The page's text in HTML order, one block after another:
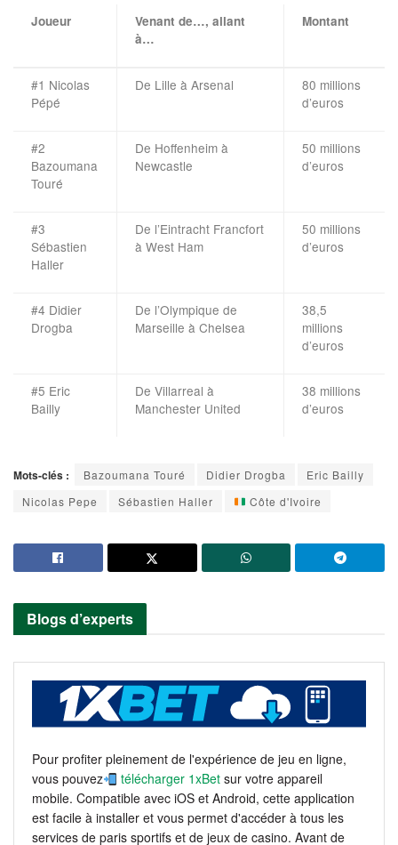
Joueur
Venant de…, allant
à…
Montant
#1 Nicolas
Pépé
De Lille à Arsenal
80 millions
d’euros
#2
Bazoumana
Touré
De Hoffenheim à
Newcastle
50 millions
d’euros
#3
Sébastien
Haller
De l’Eintracht Francfort
à West Ham
50 millions
d’euros
#4 Didier
Drogba
De l’Olympique de
Marseille à Chelsea
38,5
millions
d’euros
#5 Eric
Bailly
De Villarreal à
Manchester United
38 millions
d’euros
Mots-clés : Bazoumana Touré Didier Drogba
Eric Bailly
Nicolas Pepe
Sébastien Haller Côte d'Ivoire
Blogs d’experts
Pour profiter pleinement de l'expérience de jeu en ligne,
vous pouvez
télécharger 1xBet sur votre appareil
mobile. Compatible avec iOS et Android, cette application
est facile à installer et vous permet d'accéder à tous les
services de paris sportifs et de jeux de casino. Avant de